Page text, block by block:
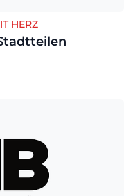
HERZ